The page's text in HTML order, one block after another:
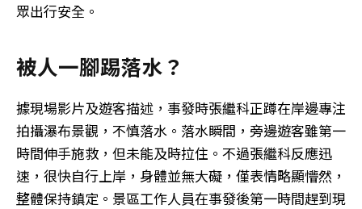
眾出行安全。
被人一腳踢落水？
據現場影片及遊客描述，事發時張繼科正蹲在岸邊專注
拍攝瀑布景觀，不慎落水。落水瞬間，旁邊遊客雖第一
時間伸手施救，但未能及時拉住。不過張繼科反應迅
速，很快自行上岸，身體並無大礙，僅表情略顯懵然，
整體保持鎮定。景區工作人員在事發後第一時間趕到現